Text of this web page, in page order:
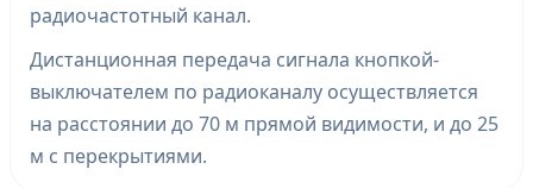
радиочастотный канал.
Дистанционная передача сигнала кнопкой-
выключателем по радиоканалу осуществляется
на расстоянии до 70 м прямой видимости, и до 25
м с перекрытиями.